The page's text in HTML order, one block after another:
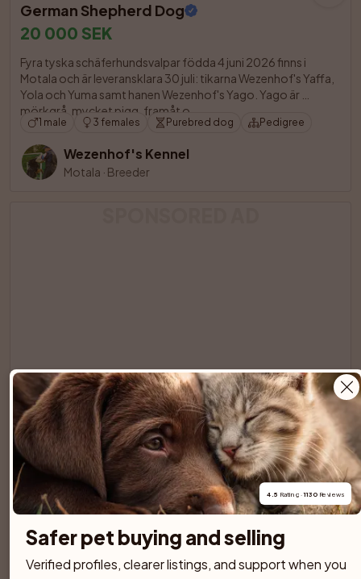
German Shepherd Dog
20 000 SEK
Fyra tyska schäferhundsvalpar födda 4 juni 2026 finns i
Motala och är leveransklara 30 juli: tikarna Wezenhof's Yaffa,
Yola och Yuma samt hanen Wezenhof's Yago. Yago är
mörkgrå, mycket pigg, framåt o
1 male 3 females Purebred dog Pedigree
Wezenhof's Kennel
Motala · Breeder
8 weeks old 23 Jul 2026
German Shepherd Dog
20 000 SEK
Prisca är en social, pigg och nyfiken schäfertik, född den 10
4.5 Rating · 1130 Reviews
Safer pet buying and selling
Verified profiles, clearer listings, and support when you